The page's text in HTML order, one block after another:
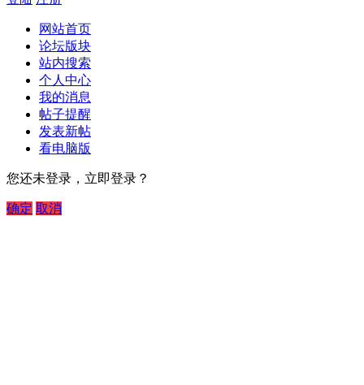
网站首页
论坛版块
站内搜索
个人中心
我的消息
帖子提醒
发表新帖
看电脑版
您还未登录，立即登录？
确定 取消